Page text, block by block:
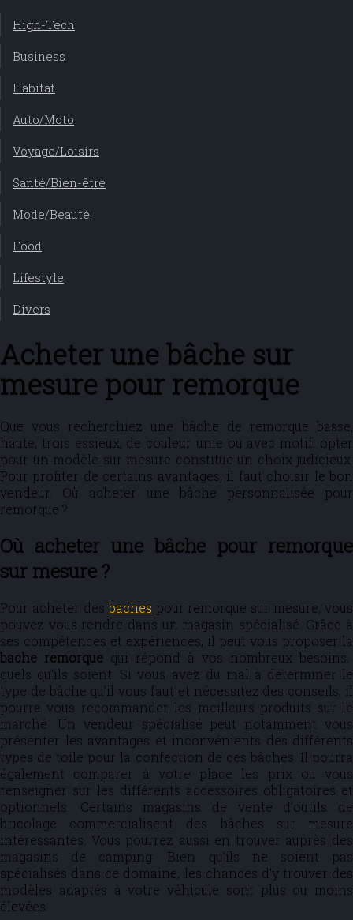
High-Tech
Business
Habitat
Auto/Moto
Voyage/Loisirs
Santé/Bien-être
Mode/Beauté
Food
Lifestyle
Divers
Acheter une bâche sur
mesure pour remorque
Que vous recherchiez une bâche de remorque basse,
haute, trois essieux, de couleur unie ou avec motif, opter
pour un modèle sur mesure constitue un choix judicieux.
Pour profiter de certains avantages, il faut choisir le bon
vendeur. Où acheter une bâche personnalisée pour
remorque ?
Où acheter une bâche pour remorque
sur mesure ?
Pour acheter desbaches pour remorque sur mesure, vous
pouvez vous rendre dans un magasin spécialisé. Grâce à
ses compétences et expériences, il peut vous proposer la
bache remorque qui répond à vos nombreux besoins,
quels qu’ils soient. Si vous avez du mal à déterminer le
type de bâche qu’il vous faut et nécessitez des conseils, il
pourra vous recommander les meilleurs produits sur le
marché. Un vendeur spécialisé peut notamment vous
présenter les avantages et inconvénients des différents
types de toile pour la confection de ces bâches. Il pourra
également comparer à votre place les prix ou vous
renseigner sur les différents accessoires obligatoires et
optionnels. Certains magasins de vente d’outils de
bricolage commercialisent des bâches sur mesure
intéressantes. Vous pourrez aussi en trouver auprès des
magasins de camping. Bien qu’ils ne soient pas
spécialisés dans ce domaine, les chances d’y trouver des
modèles adaptés à votre véhicule sont plus ou moins
élevées.